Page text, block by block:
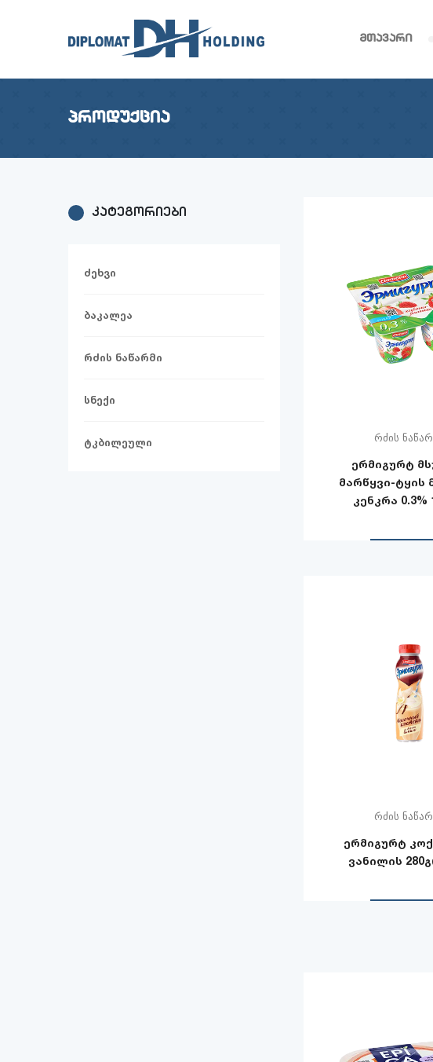
მთავარი
პროდუქცია
კატეგორიები
ძეხვი
ბაკალეა
რძის ნაწარმი
სნექი
ტკბილეული
რძის
ერმიგურტ
მარწყვი-ტყის
კენკრა 0.3%
რძის
ერმიგურტ
ვანილის